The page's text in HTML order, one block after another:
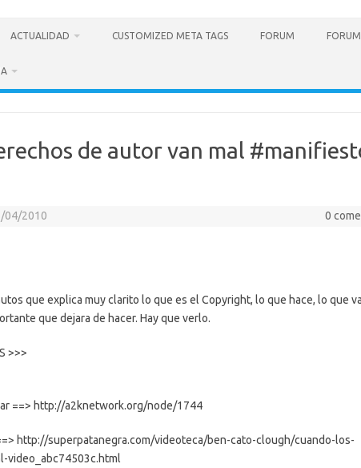
ACTUALIDAD CUSTOMIZED META TAGS FORUM FORUM
de autor van mal
04/2010 0
que explica muy clarito lo que es el Copyright, lo que hace, lo que
que dejara de hacer. Hay que verlo.
>>>
==> http://a2knetwork.org/node/1744
http://superpatanegra.com/videoteca/ben-cato-clough/cuando-los-
video_abc74503c.html